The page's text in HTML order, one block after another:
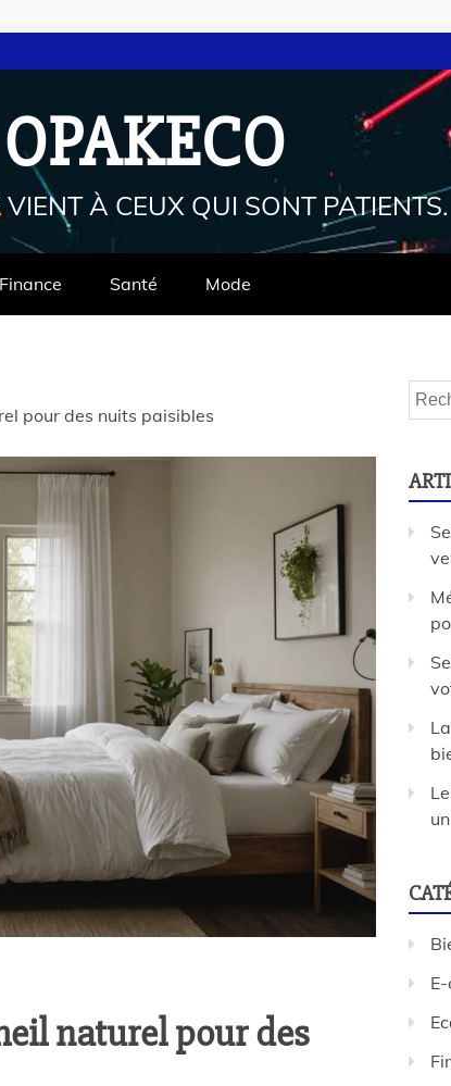
OPAKECO
À CEUX QUI SONT PATIENTS.
Finance Santé Mode
pour des nuits paisibles
naturel pour des